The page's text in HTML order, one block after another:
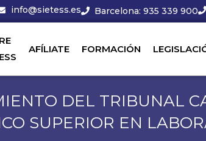
info@sietess.es Barcelona: 935 339 900
AFÍLIATE FORMACIÓN
DEL TRIBUNAL
SUPERIOR EN